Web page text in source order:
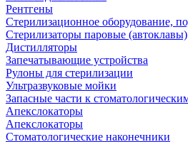
Рентгены
Стерилизационное оборудование,
Стерилизаторы паровые (автоклавы)
Дистилляторы
Запечатывающие устройства
Рулоны для стерилизации
Ультразвуковые мойки
Запасные части к
Апекслокаторы
Апекслокаторы
Стоматологические наконечники